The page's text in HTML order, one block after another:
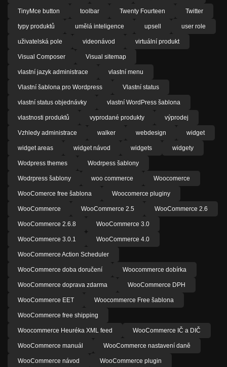
TinyMce button toolbar Twenty Fourteen Twitter
typy produktů umělá inteligence upsell user role
uživatelská pole videonávod virtuální produkt
Visual Composer Visual sitemap
vlastní jazyk administrace vlastní menu
Vlastní šablona pro Wordpress Vlastní status
vlastní status objednávky vlastní WordPress šablona
vlastnosti produktů vyprodané produkty výprodej
Vzhledy administrace walker webdesign widget
widget areas widget návod widgets widgety
Wodpress themes Wodrpess šablony
Wodrpress šablony woo commerce Woocomerce
WooComerce free šablona Woocomerce pluginy
WooCommerce WooCommerce 2.5 WooCommerce 2.6
WooCommerce 2.6.8 WooCommerce 3.0
WooCommerce 3.0.1 WooCommerce 4.0
WooCommerce Action Scheduler
WooCommerce doba doručení Woocommerce dobírka
WooCommerce doprava zdarma WooCommerce DPH
WooCommerce EET Woocommerce Free šablona
WooCommerce free shipping
Woocommerce Heuréka XML feed WooCommerce IČ a DIČ
WooCommerce manuál WooCommerce nastavení daně
WooCommerce návod WooCommerce plugin